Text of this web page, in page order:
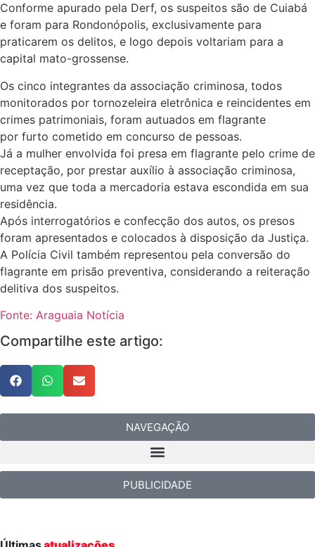
Conforme apurado pela Derf, os suspeitos são de Cuiabá
e foram para Rondonópolis, exclusivamente para
praticarem os delitos, e logo depois voltariam para a
capital mato-grossense.
Os cinco integrantes da associação criminosa, todos
monitorados por tornozeleira eletrônica e reincidentes em
crimes patrimoniais, foram autuados em flagrante
por furto cometido em concurso de pessoas.
Já a mulher envolvida foi presa em flagrante pelo crime de
receptação, por prestar auxílio à associação criminosa,
uma vez que toda a mercadoria estava escondida em sua
residência.
Após interrogatórios e confecção dos autos, os presos
foram apresentados e colocados à disposição da Justiça.
A Polícia Civil também representou pela conversão do
flagrante em prisão preventiva, considerando a reiteração
delitiva dos suspeitos.
Fonte: Araguaia Notícia
Compartilhe este artigo:
NAVEGAÇÃO
PUBLICIDADE